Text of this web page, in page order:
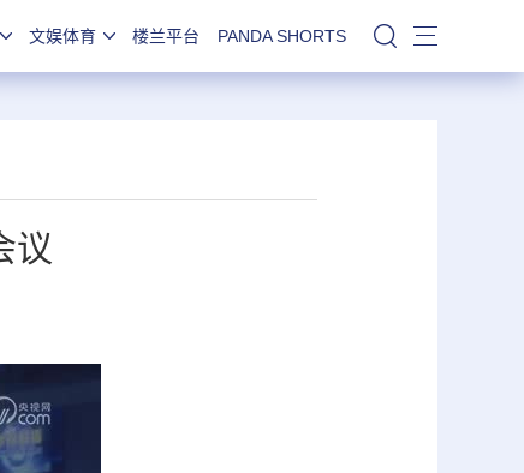
文娱体育 楼兰平台 PANDA SHORTS 站内搜索
议